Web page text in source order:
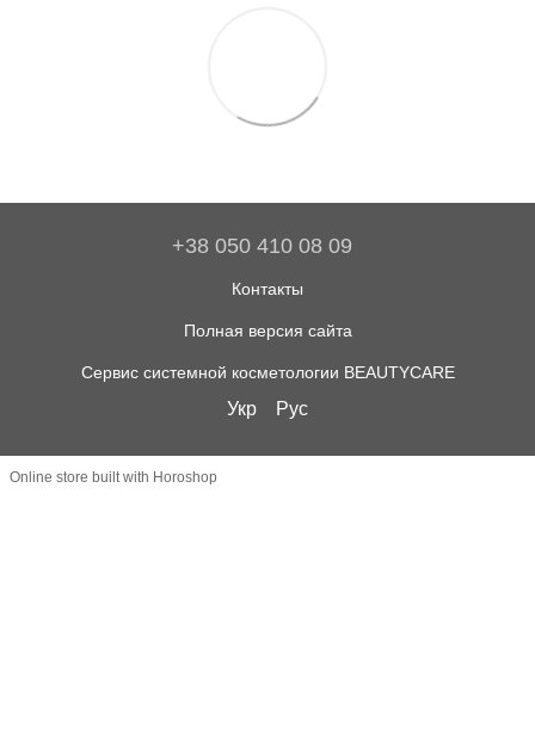
+38 050 410 08 09
Контакты
Полная версия сайта
Сервис системной косметологии BEAUTYCARE
Укр Рус
Online store built with Horoshop